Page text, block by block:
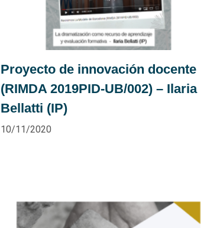
Proyecto de innovación docente
(RIMDA 2019PID-UB/002) – Ilaria
Bellatti (IP)
10/11/2020